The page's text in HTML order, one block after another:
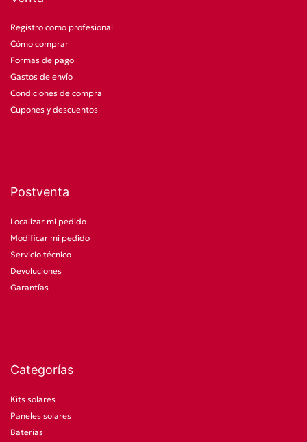
Registro como profesional
Cómo comprar
Formas de pago
Gastos de envío
Condiciones de compra
Cupones y descuentos
Postventa
Localizar mi pedido
Modificar mi pedido
Servicio técnico
Devoluciones
Garantías
Categorías
Kits solares
Paneles solares
Baterías